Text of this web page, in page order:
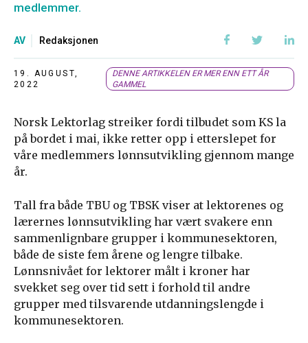
medlemmer.
AV Redaksjonen
19. AUGUST,
2022
DENNE ARTIKKELEN ER MER ENN ETT ÅR
GAMMEL
Norsk Lektorlag streiker fordi tilbudet som KS la
på bordet i mai, ikke retter opp i etterslepet for
våre medlemmers lønnsutvikling gjennom mange
år.
Tall fra både TBU og TBSK viser at lektorenes og
lærernes lønnsutvikling har vært svakere enn
sammenlignbare grupper i kommunesektoren,
både de siste fem årene og lengre tilbake.
Lønnsnivået for lektorer målt i kroner har
svekket seg over tid sett i forhold til andre
grupper med tilsvarende utdanningslengde i
kommunesektoren.